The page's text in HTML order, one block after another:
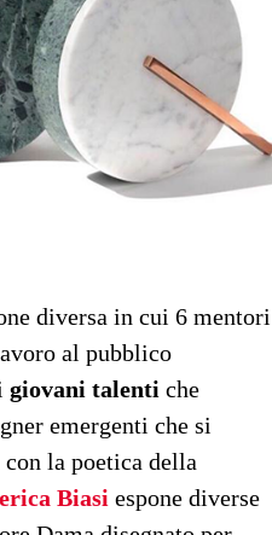
diversa in cui 6 mentori
al pubblico
giovani talenti che
emergenti che si
con la poetica della
Biasi espone diverse